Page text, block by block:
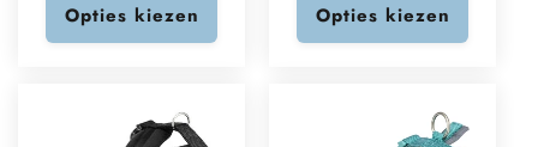
Opties kiezen Opties kiezen